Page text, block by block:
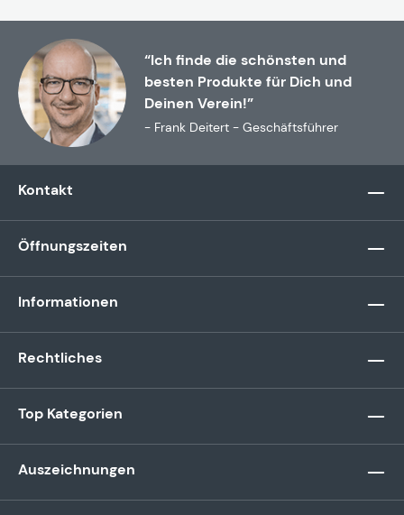
“Ich finde die schönsten und
besten Produkte für Dich und
Deinen Verein!”
- Frank Deitert - Geschäftsführer
Kontakt
Öffnungszeiten
Informationen
Rechtliches
Top Kategorien
Auszeichnungen